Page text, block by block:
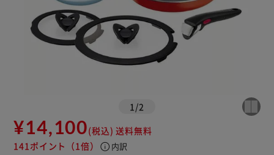
1 /2
¥14,100(税込) 送料無料
141ポイント （1倍） info 内訳